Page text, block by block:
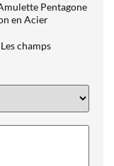
Pentagone
en Acier
Les champs